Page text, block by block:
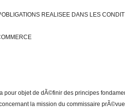
REALISEE DANS LES
pour objet de dÃ©finir des principes
la mission du commissaire